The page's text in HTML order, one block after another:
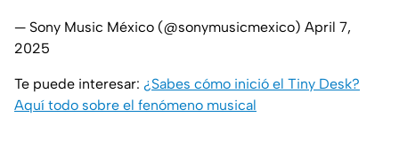
— Sony Music México (@sonymusicmexico) April 7,
2025
Te puede interesar: ¿Sabes cómo inició el Tiny Desk?
Aquí todo sobre el fenómeno musical